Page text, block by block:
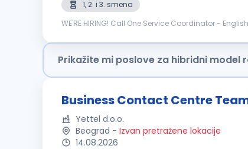
1, 2. i 3. smena
WE'RE HIRING! Call One Service Coordinator - English language M Plus Serbia is a Business Process Outsourcing company, and Customer Care is our core.
Prikažite mi poslove za hibridni model
Business Contact Centre
Yettel d.o.o.
Beograd - Izvan pretražene lokacije
14.08.2026